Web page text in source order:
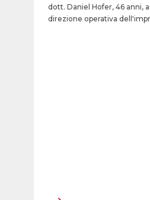
dott. Daniel Hofer, 46 anni, assumer&agrave; la
direzione operativa dell'impresa nel ruolo di